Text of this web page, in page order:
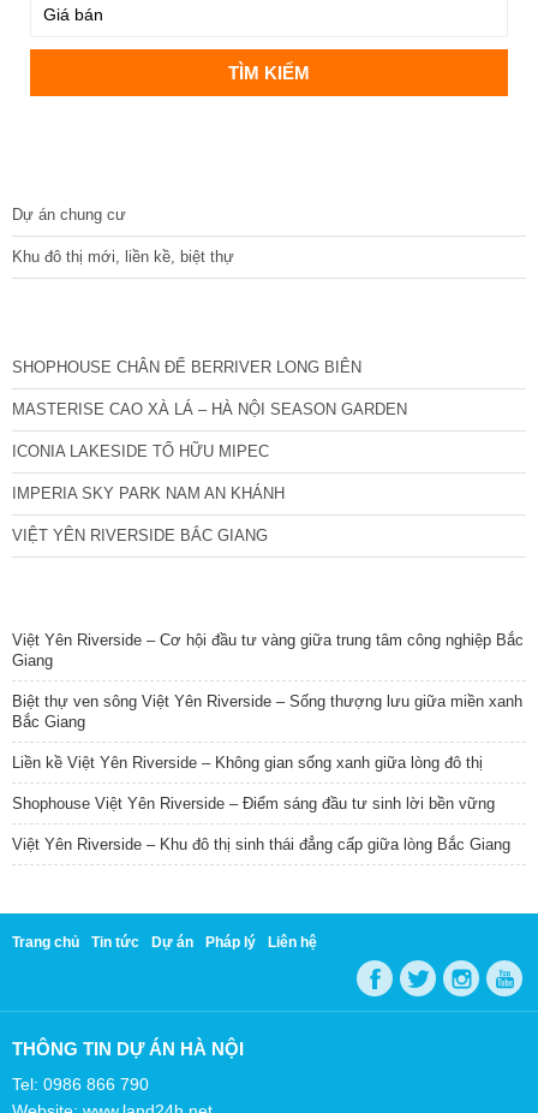
Dự án chung cư
Khu đô thị mới, liền kề, biệt thự
SHOPHOUSE CHÂN ĐẾ BERRIVER LONG BIÊN
MASTERISE CAO XÀ LÁ – HÀ NỘI SEASON GARDEN
ICONIA LAKESIDE TỐ HỮU MIPEC
IMPERIA SKY PARK NAM AN KHÁNH
VIỆT YÊN RIVERSIDE BẮC GIANG
Việt Yên Riverside – Cơ hội đầu tư vàng giữa trung tâm công nghiệp Bắc
Giang
Biệt thự ven sông Việt Yên Riverside – Sống thượng lưu giữa miền xanh
Bắc Giang
Liền kề Việt Yên Riverside – Không gian sống xanh giữa lòng đô thị
Shophouse Việt Yên Riverside – Điểm sáng đầu tư sinh lời bền vững
Việt Yên Riverside – Khu đô thị sinh thái đẳng cấp giữa lòng Bắc Giang
Trang chủ Tin tức Dự án Pháp lý Liên hệ
THÔNG TIN DỰ ÁN HÀ NỘI
Tel: 0986 866 790